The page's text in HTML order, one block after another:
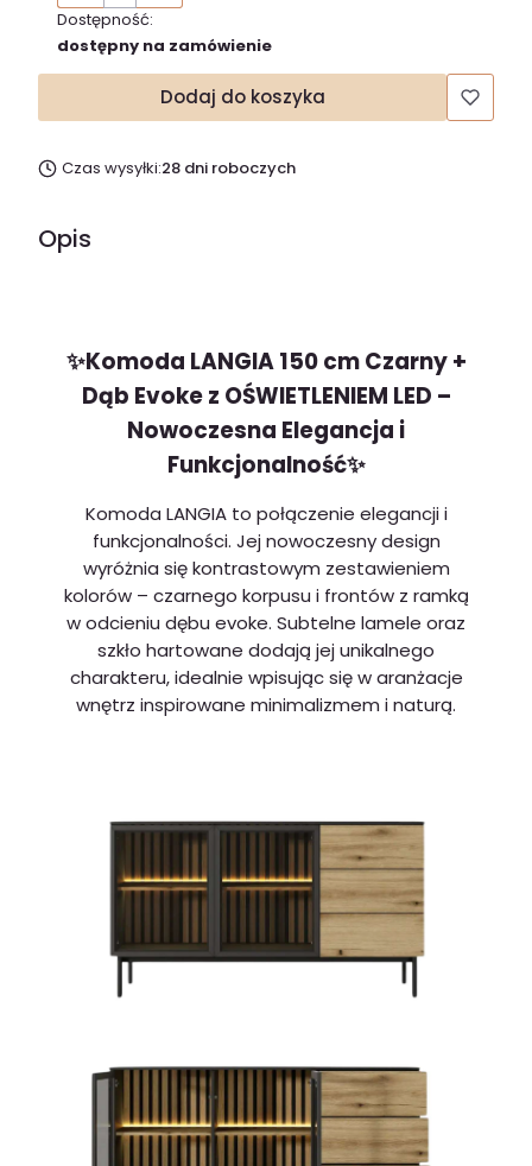
Dostępność:
dostępny na zamówienie
Dodaj do koszyka
Czas wysyłki:28 dni roboczych
Opis
✨Komoda LANGIA 150 cm Czarny +
Dąb Evoke z OŚWIETLENIEM LED –
Nowoczesna Elegancja i
Funkcjonalność✨
Komoda LANGIA to połączenie elegancji i
funkcjonalności. Jej nowoczesny design
wyróżnia się kontrastowym zestawieniem
kolorów – czarnego korpusu i frontów z ramką
w odcieniu dębu evoke. Subtelne lamele oraz
szkło hartowane dodają jej unikalnego
charakteru, idealnie wpisując się w aranżacje
wnętrz inspirowane minimalizmem i naturą.